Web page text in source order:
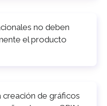
no deben
el producto
creación de gráficos